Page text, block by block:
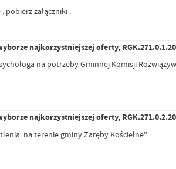
, pobierz załączniki.
najkorzystniejszej oferty,
na potrzeby Gminnej Komisji
najkorzystniejszej oferty,
na terenie gminy Zaręby Kościelne”